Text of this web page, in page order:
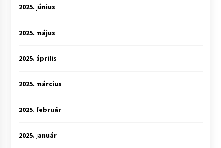
2025. június
2025. május
2025. április
2025. március
2025. február
2025. január